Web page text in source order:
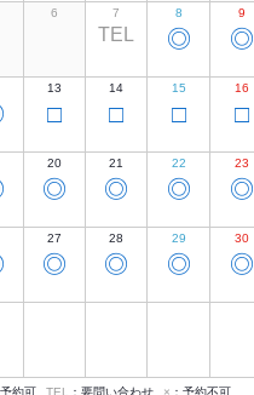
6 7
TEL
8
◎
9
◎
13
□
14
□
15
□
16
□
20
◎
21
◎
22
◎
23
◎
27
◎
28
◎
29
◎
30
◎
約可 TEL ：要問い合わせ × ：予約不可